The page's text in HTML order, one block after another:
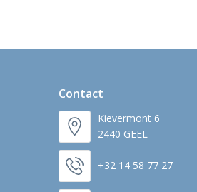
Contact
Kievermont 6
2440 GEEL
+32 14 58 77 27